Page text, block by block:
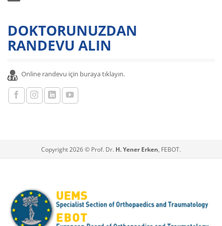
DOKTORUNUZDAN
RANDEVU ALIN
Online randevu için buraya tıklayın.
Copyright 2026 © Prof. Dr. H. Yener Erken, FEBOT.